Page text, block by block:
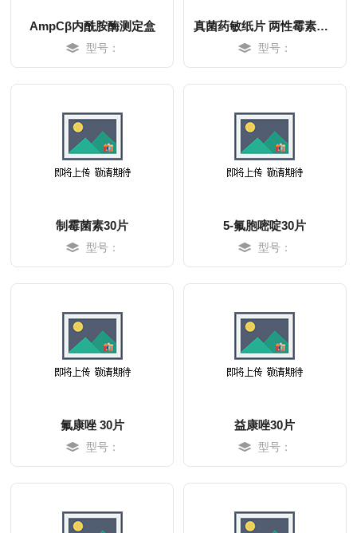
AmpCβ内酰胺酶测定盒
型号：
真菌药敏纸片 两性霉素B 30片/瓶
型号：
制霉菌素30片
型号：
5-氟胞嘧啶30片
型号：
氟康唑 30片
型号：
益康唑30片
型号：